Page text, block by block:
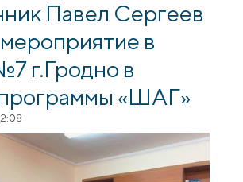
Свяціцеля Мікалая Цудатворцы
Павел Сергеев
в
г.Гродно в
«ШАГ»